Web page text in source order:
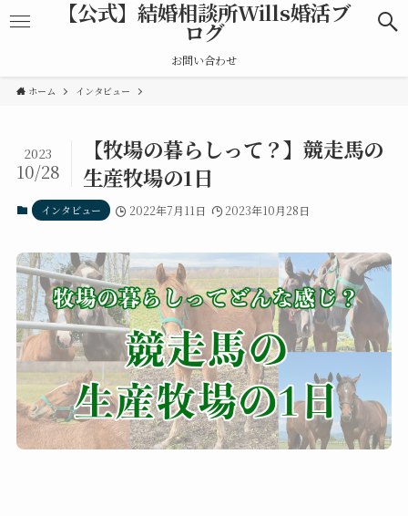
【公式】結婚相談所Wills婚活ブ
ログ
お問い合わせ
ホーム インタビュー
【牧場の暮らしって？】競走馬の
生産牧場の1日
2023
10/28
インタビュー 2022年7月11日 2023年10月28日